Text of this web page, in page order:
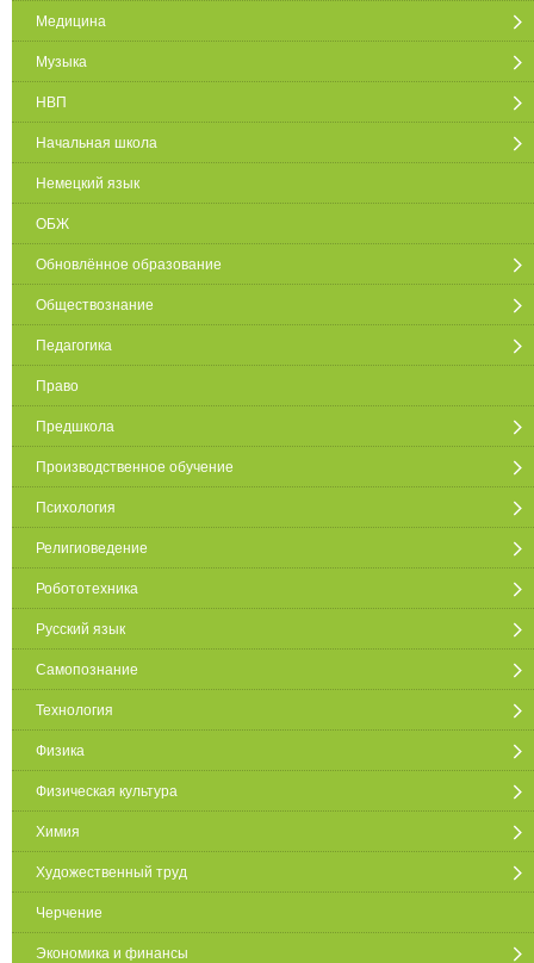
Медицина
Музыка
НВП
Начальная школа
Немецкий язык
ОБЖ
Обновлённое образование
Обществознание
Педагогика
Право
Предшкола
Производственное обучение
Психология
Религиоведение
Робототехника
Русский язык
Самопознание
Технология
Физика
Физическая культура
Химия
Художественный труд
Черчение
Экономика и финансы